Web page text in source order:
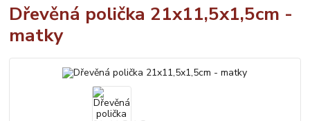
Dřevěná polička 21x11,5x1,5cm -
matky